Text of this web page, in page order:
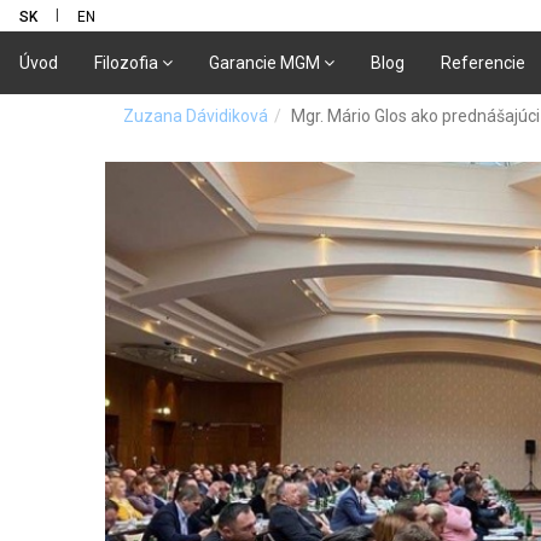
SK EN
Úvod Filozofia Garancie MGM Blog Referencie
Zuzana Dávidiková Mgr. Mário Glos ako